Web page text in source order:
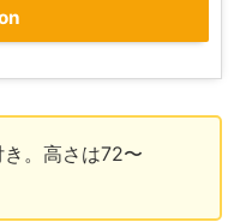
。高さは72〜